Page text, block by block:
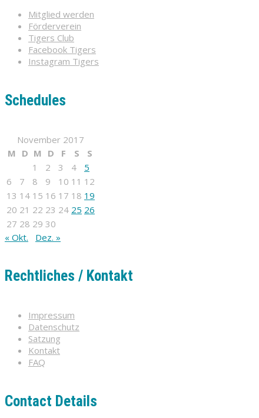
Mitglied werden
Förderverein
Tigers Club
Facebook Tigers
Instagram Tigers
Schedules
November 2017
M D M D F S
S
1
2 3 4
5
6
7 8 9 10 11 12
13 14 15 16 17 18 19
20 21 22 23 24 25 26
27 28 29 30
« Okt.
Dez. »
Rechtliches / Kontakt
Impressum
Datenschutz
Satzung
Kontakt
FAQ
Contact Details